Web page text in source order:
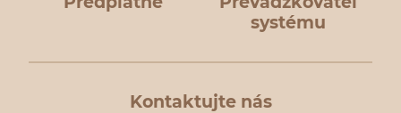
systému
Kontaktujte nás